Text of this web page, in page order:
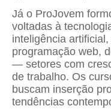
Já o ProJovem
voltadas à
inteligência
programação web,
— setores com
de trabalho. Os
buscam inserção
tendências